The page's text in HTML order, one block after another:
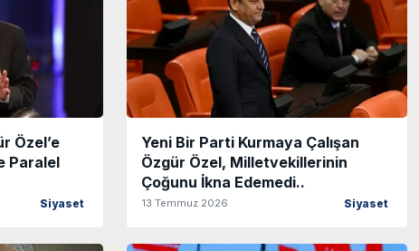
Özel’e
Paralel
Siyaset
Yeni Bir Parti Kurmaya Çalışan
Özgür Özel, Milletvekillerinin
Çoğunu İkna Edemedi..
13 Temmuz 2026 Siyaset